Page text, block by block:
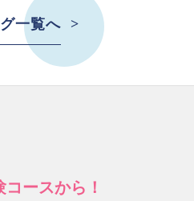
一覧へ
コースから！